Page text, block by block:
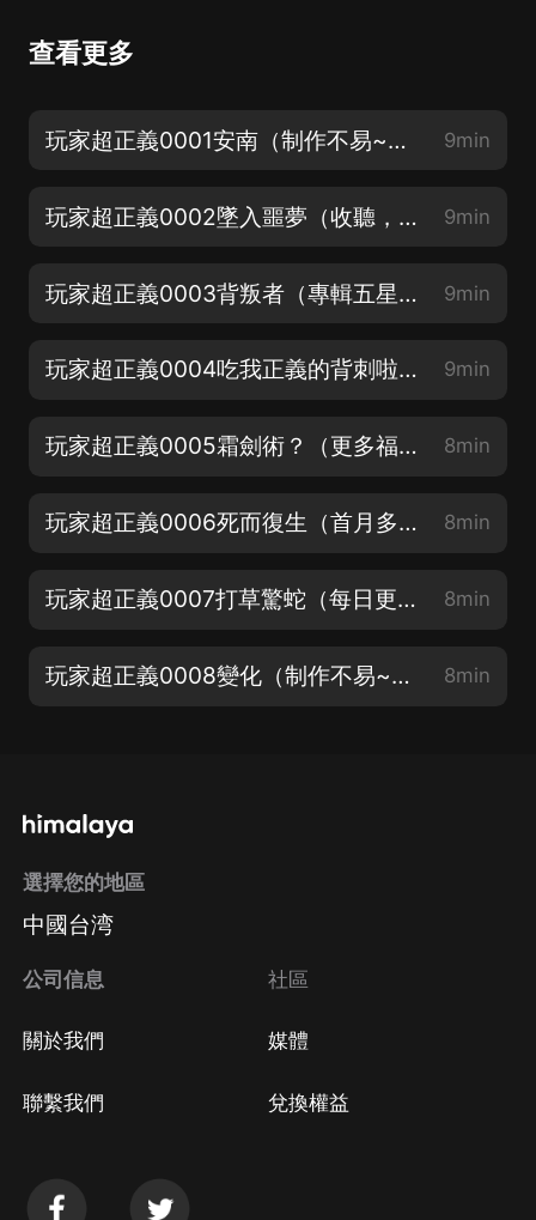
查看更多
玩家超正義0001安南（制作不易~求訂閱轉發） 9min
玩家超正義0002墜入噩夢（收聽，放心入！） 9min
玩家超正義0003背叛者（專輯五星優質好評加90%完播得月卡） 9min
玩家超正義0004吃我正義的背刺啦（播放每百萬加更） 9min
玩家超正義0005霜劍術？（更多福利進群領取哦） 8min
玩家超正義0006死而復生（首月多多評論抽月卡哦） 8min
玩家超正義0007打草驚蛇（每日更新三集，訂閱追更哦） 8min
玩家超正義0008變化（制作不易~求訂閱轉發） 8min
選擇您的地區
中國台湾
公司信息
關於我們
聯繫我們
社區
媒體
兌換權益